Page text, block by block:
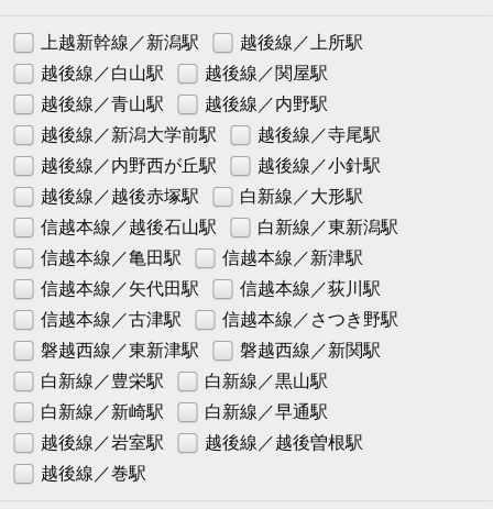
上越新幹線／新潟駅
越後線／上所駅
越後線／白山駅
越後線／関屋駅
越後線／青山駅
越後線／内野駅
越後線／新潟大学前駅
越後線／寺尾駅
越後線／内野西が丘駅
越後線／小針駅
越後線／越後赤塚駅
白新線／大形駅
信越本線／越後石山駅
白新線／東新潟駅
信越本線／亀田駅
信越本線／新津駅
信越本線／矢代田駅
信越本線／荻川駅
信越本線／古津駅
信越本線／さつき野駅
磐越西線／東新津駅
磐越西線／新関駅
白新線／豊栄駅
白新線／黒山駅
白新線／新崎駅
白新線／早通駅
越後線／岩室駅
越後線／越後曽根駅
越後線／巻駅